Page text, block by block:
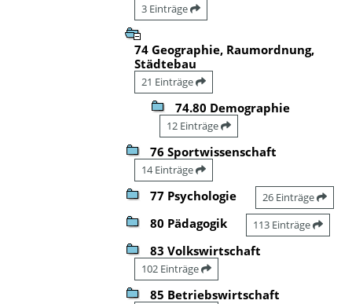
3 Einträge
74 Geographie, Raumordnung,
Städtebau
21 Einträge
74.80 Demographie
12 Einträge
76 Sportwissenschaft
14 Einträge
77 Psychologie 26 Einträge
80 Pädagogik 113 Einträge
83 Volkswirtschaft
102 Einträge
85 Betriebswirtschaft